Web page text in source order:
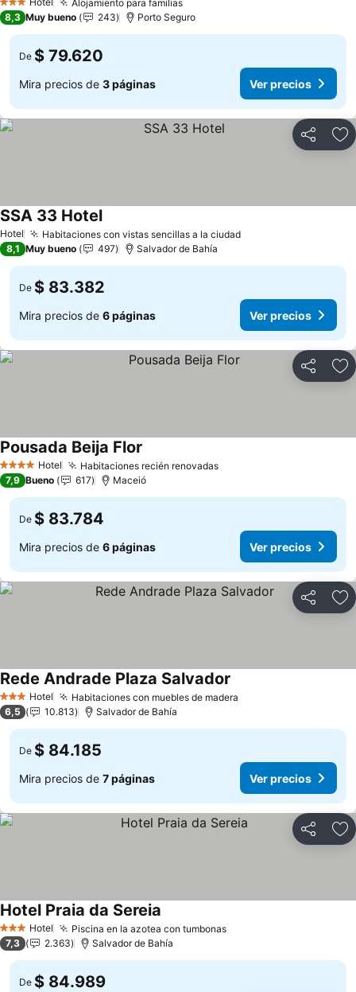
3 Estrellas Alojamiento para familias
8,3 Muy bueno 243 Porto Seguro
De $ 79.620
Mira precios de 3 páginas Ver precios
Compartir
Hotel Habitaciones con vistas sencillas a la ciudad
SSA 33 Hotel
8,1 Muy bueno 497 Salvador de Bahía
De $ 83.382
Mira precios de 6 páginas Ver precios
Compartir
4 EstrellasHotel Habitaciones recién renovadas
Pousada Beija Flor
7,9 Bueno 617 Maceió
De $ 83.784
Mira precios de 6 páginas Ver precios
Compartir
3 Estrellas
Hotel Habitaciones con muebles de madera
Rede Andrade Plaza Salvador
6,5 10.813 Salvador de Bahía
De $ 84.185
Mira precios de 7 páginas Ver precios
Compartir
3 Estrellas
Hotel Piscina en la azotea con tumbonas
Hotel Praia da Sereia
7,3 2.363 Salvador de Bahía
De $ 84.989